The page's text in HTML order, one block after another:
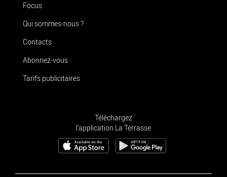
Focus
Qui sommes-nous ?
Contacts
Abonnez-vous
Tarifs publicitaires
Téléchargez
l'application La Terrasse